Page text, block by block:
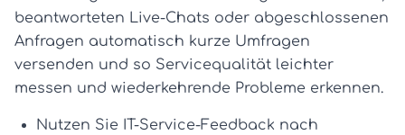
beantworteten Live-Chats oder abgeschlossenen
Anfragen automatisch kurze Umfragen
versenden und so Servicequalität leichter
messen und wiederkehrende Probleme erkennen.
Nutzen Sie IT-Service-Feedback nach